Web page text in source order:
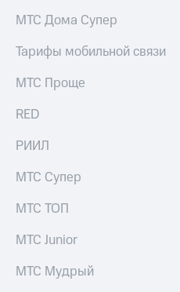
Программа
Порядок
акций
Еврооблигации-2023
Уведомление
о
погашении
облигаций
Другое
МТС Дома Супер
Тарифы мобильной связи
МТС Проще
RED
РИИЛ
МТС Супер
МТС ТОП
МТС Junior
МТС Мудрый